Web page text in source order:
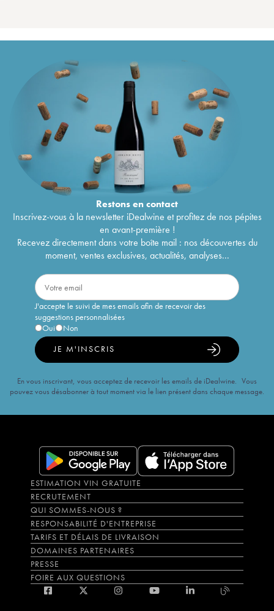
Restons encontact
Inscrivez-vous à la newsletter iDealwine et profitez de nos pépites
en avant-première !
Recevez directement dans votre boîte mail : nos découvertes du
moment, ventes exclusives, actualités, analyses...
J'accepte le suivi de mes emails afin de recevoir des
suggestions personnalisées
Oui
Non
JE M'INSCRIS
En vous inscrivant, vous acceptez de recevoir les emails de iDealwine. Vous
pouvez vous désabonner à tout moment via le lien présent dans chaque message.
ESTIMATION VIN GRATUITE
RECRUTEMENT
QUI SOMMES-NOUS ?
RESPONSABILITÉ D'ENTREPRISE
TARIFS ET DÉLAIS DE LIVRAISON
DOMAINES PARTENAIRES
PRESSE
FOIRE AUX QUESTIONS